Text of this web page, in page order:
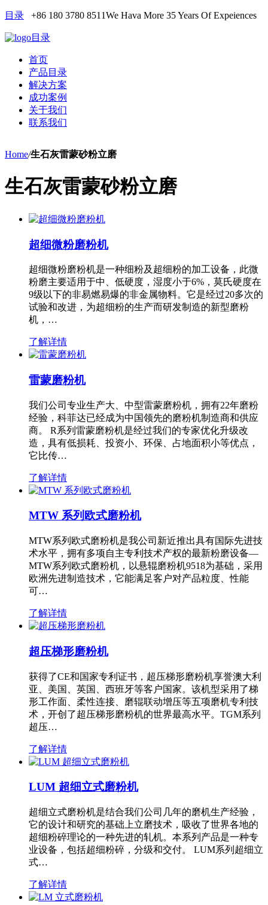
目录 +86 180 3780 8511We Hava More 35 Years Of Expeiences
目录
首页
产品目录
解决方案
成功案例
关于我们
联系我们
Home/生石灰雷蒙砂粉立磨
生石灰雷蒙砂粉立磨
超细微粉磨粉机
超细微粉磨粉机是一种细粉及超细粉的加工设备，此微
粉磨主要适用于中、低硬度，湿度小于6%，莫氏硬度在
9级以下的非易燃易爆的非金属物料。它是经过20多次的
试验和改进，为超细粉的生产而研发制造的新型磨粉
机，…
了解详情
雷蒙磨粉机
我们公司专业生产大、中型雷蒙磨粉机，拥有22年磨粉
经验，科菲达已经成为中国领先的磨粉机制造商和供应
商。 R系列雷蒙磨粉机是经过我们的专家优化升级改
造，具有低损耗、投资小、环保、占地面积小等优点，
它比传…
了解详情
MTW 系列欧式磨粉机
MTW系列欧式磨粉机是我公司新近推出具有国际先进技
术水平，拥有多项自主专利技术产权的最新粉磨设备—
MTW系列欧式磨粉机，以悬辊磨粉机9518为基础，采用
欧洲先进制造技术，它能满足客户对产品粒度、性能
可…
了解详情
超压梯形磨粉机
获得了CE和国家专利证书，超压梯形磨粉机享誉澳大利
亚、美国、英国、西班牙等客户国家。该机型采用了梯
形工作面、柔性连接、磨辊联动增压等五项磨机专利技
术，开创了超压梯形磨粉机的世界最高水平。TGM系列
超压…
了解详情
LUM 超细立式磨粉机
超细立式磨粉机是结合我们公司几年的磨机生产经验，
它的设计和研究的基础上立磨技术，吸收了世界各地的
超细粉碎理论的一种先进的轧机。本系列产品是一种专
业设备，包括超细粉碎，分级和交付。 LUM系列超细立
式…
了解详情